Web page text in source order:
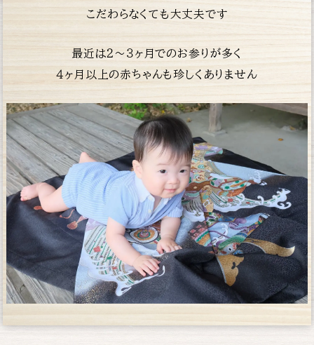
こだわらなくても大丈夫です
最近は２〜３ヶ月でのお参りが多く
４ヶ月以上の赤ちゃんも珍しくありません